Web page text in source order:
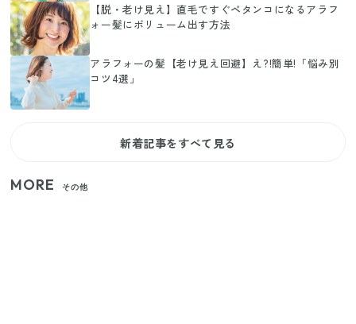
【脱・老け見え】直毛ですぐペタンコになるアラフ
ォー髪にボリューム出す方法
アラフォーの髪【老け見え回避】え?!簡単!「悩み別
コツ4選」
新着記事をすべて見る
MORE その他